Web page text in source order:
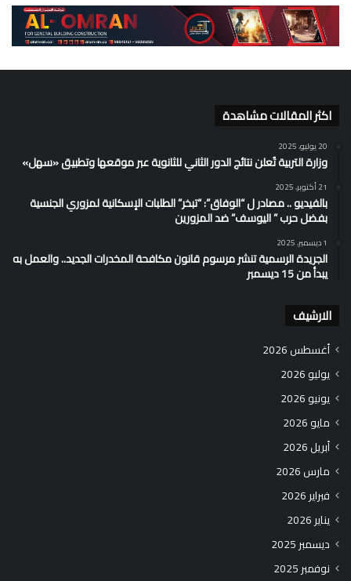
اكثر المقالات مشاهدة
20 يوليو، 2025
وزارة التربية تُعلن نتائج الدور الثاني للثانوية عبر موقعها وتطبيق «سهل»
21 أكتوبر، 2025
بالفيديو .. مصادر ل “الوفاق”: “تبخر” الطلبات الإسكانية لمزوري الجنسية
بفضل حرب ” اليوسف” ضد المزورين
1 ديسمبر، 2025
الجريدة الرسمية تنشر مرسوم قانون مكافحة المخدرات الجديد.. والعمل به
يبدأ من 15 ديسمبر
الارشيف
أغسطس 2026
يوليو 2026
يونيو 2026
مايو 2026
أبريل 2026
مارس 2026
فبراير 2026
يناير 2026
ديسمبر 2025
نوفمبر 2025